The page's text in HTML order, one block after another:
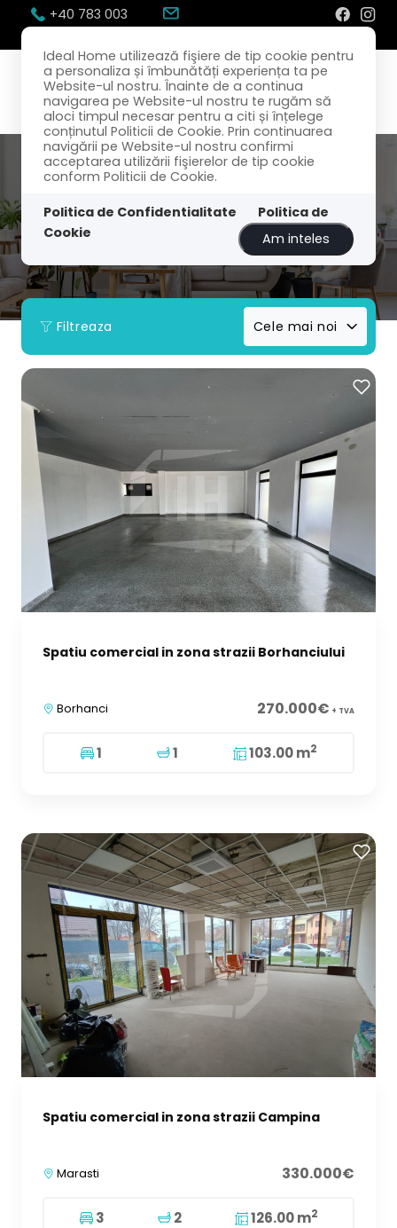
Ideal Home utilizează fişiere de tip cookie pentru
a personaliza și îmbunătăți experiența ta pe
Website-ul nostru. Înainte de a continua
navigarea pe Website-ul nostru te rugăm să
aloci timpul necesar pentru a citi și înțelege
conținutul Politicii de Cookie. Prin continuarea
navigării pe Website-ul nostru confirmi
acceptarea utilizării fişierelor de tip cookie
conform Politicii de Cookie.
Politica de Confidentialitate
Politica de
Cookie
Am inteles
+40 783 003
Filtreaza Cele mai noi
Spatiu comercial in zona strazii Borhanciului
Borhanci 270.000€ + TVA
1 1 103.00 m2
Spatiu comercial in zona strazii Campina
Marasti 330.000€
3 2 126.00 m2